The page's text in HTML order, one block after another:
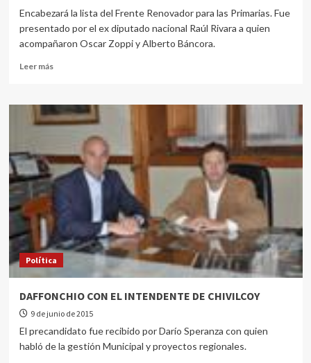
Encabezará la lista del Frente Renovador para las Primarias. Fue
presentado por el ex diputado nacional Raúl Rivara a quien
acompañaron Oscar Zoppi y Alberto Báncora.
Leer más
Política
DAFFONCHIO CON EL INTENDENTE DE CHIVILCOY
9 de junio de 2015
El precandidato fue recibido por Darío Speranza con quien
habló de la gestión Municipal y proyectos regionales.